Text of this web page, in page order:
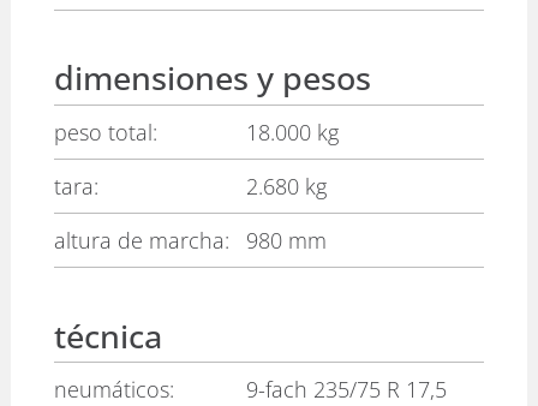
dimensiones y pesos
peso total:
18.000 kg
tara:
2.680 kg
altura de marcha:
980 mm
técnica
neumáticos:
9-fach 235/75 R 17,5